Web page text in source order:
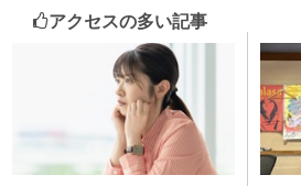
アクセスの多い記事